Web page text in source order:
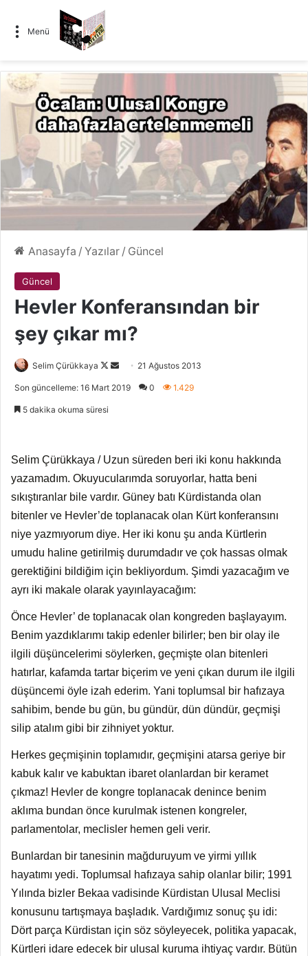
Menü
Anasayfa / Yazılar / Güncel
Güncel
Hevler Konferansından bir
şey çıkar mı?
Selim Çürükkaya
F
o
o
n
X
i
o
s
a
g
e
r
m
k
21 Ağustos 2013
Son güncelleme: 16 Mart 2019 0 1.429
5 dakika okuma süresi
Selim Çürükkaya / Uzun süreden beri iki konu hakkında
yazamadım. Okuyucularımda soruyorlar, hatta beni
sıkıştıranlar bile vardır. Güney batı Kürdistanda olan
bitenler ve Hevler’de toplanacak olan Kürt konferansını
niye yazmıyorum diye. Her iki konu şu anda Kürtlerin
umudu haline getirilmiş durumdadır ve çok hassas olmak
gerektiğini bildiğim için bekliyordum. Şimdi yazacağım ve
ayrı iki makale olarak yayınlayacağım:
Önce Hevler’ de toplanacak olan kongreden başlayayım.
Benim yazdıklarımı takip edenler bilirler; ben bir olay ile
ilgili düşüncelerimi söylerken, geçmişte olan bitenleri
hatırlar, kafamda tartar biçerim ve yeni çıkan durum ile ilgili
düşüncemi öyle izah ederim. Yani toplumsal bir hafızaya
sahibim, bende bu gün, bu gündür, dün dündür, geçmişi
silip atalım gibi bir zihniyet yoktur.
Herkes geçmişinin toplamıdır, geçmişini atarsa geriye bir
kabuk kalır ve kabuktan ibaret olanlardan bir keramet
çıkmaz! Hevler de kongre toplanacak denince benim
aklıma bundan önce kurulmak istenen kongreler,
parlamentolar, meclisler hemen geli verir.
Bunlardan bir tanesinin mağduruyum ve yirmi yıllık
hayatımı yedi. Toplumsal hafızaya sahip olanlar bilir; 1991
Yılında bizler Bekaa vadisinde Kürdistan Ulusal Meclisi
konusunu tartışmaya başladık. Vardığımız sonuç şu idi:
Dört parça Kürdistan için söz söyleyecek, politika yapacak,
Kürtleri idare edecek bir ulusal kuruma ihtiyaç vardır. Bütün